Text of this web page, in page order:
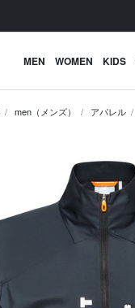
MEN WOMEN KIDS
men（メンズ） アパレル